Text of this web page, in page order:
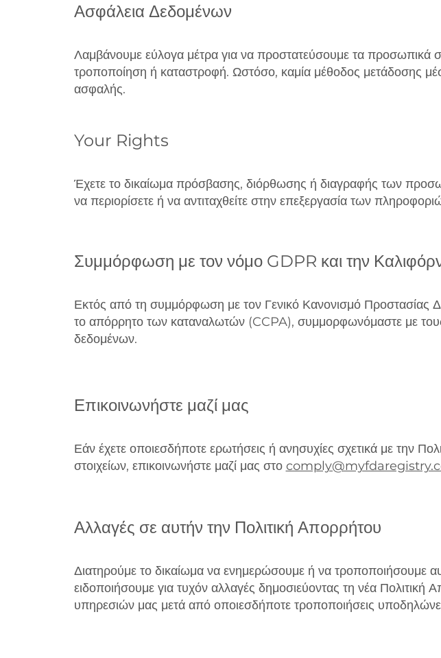
Ασφάλεια Δεδομένων
Λαμβάνουμε εύλογα μέτρα για να προστατεύσουμε τα προσωπικά
τροποποίηση ή καταστροφή. Ωστόσο, καμία μέθοδος μετάδοσης
ασφαλής.
Your Rights
Έχετε το δικαίωμα πρόσβασης, διόρθωσης ή διαγραφής των
να περιορίσετε ή να αντιταχθείτε στην επεξεργασία των
Συμμόρφωση με τον νόμο GDPR και την
Εκτός από τη συμμόρφωση με τον Γενικό Κανονισμό Προστασίας
το απόρρητο των καταναλωτών (CCPA), συμμορφωνόμαστε με
δεδομένων.
Επικοινωνήστε μαζί μας
Εάν έχετε οποιεσδήποτε ερωτήσεις ή ανησυχίες σχετικά με την
στοιχείων, επικοινωνήστε μαζί μας στο
Αλλαγές σε αυτήν την Πολιτική Απορρήτου
Διατηρούμε το δικαίωμα να ενημερώσουμε ή να τροποποιήσουμε
ειδοποιήσουμε για τυχόν αλλαγές δημοσιεύοντας τη νέα
υπηρεσιών μας μετά από οποιεσδήποτε τροποποιήσεις